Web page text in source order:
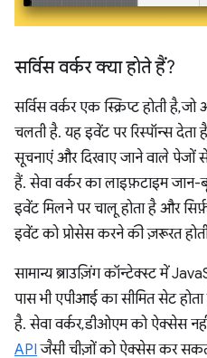
सर्विस वर्कर क्या होते हैं?
सर्विस वर्कर एक स्क्रिप्ट होती
चलती है. यह इवेंट पर रिस्पॉन्स
सूचनाएं और दिखाए जाने वाले पेजों
हैं. सेवा वर्कर का लाइफ़टाइम जान-
इवेंट मिलने पर चालू होता है और
इवेंट को प्रोसेस करने की ज़रूरत
सामान्य ब्राउज़िंग कॉन्टेक्स्ट में
पास भी एपीआई का सीमित सेट
है. सेवा वर्कर, डीओएम को ऐक्सेस
API जैसी चीज़ों को ऐक्सेस कर